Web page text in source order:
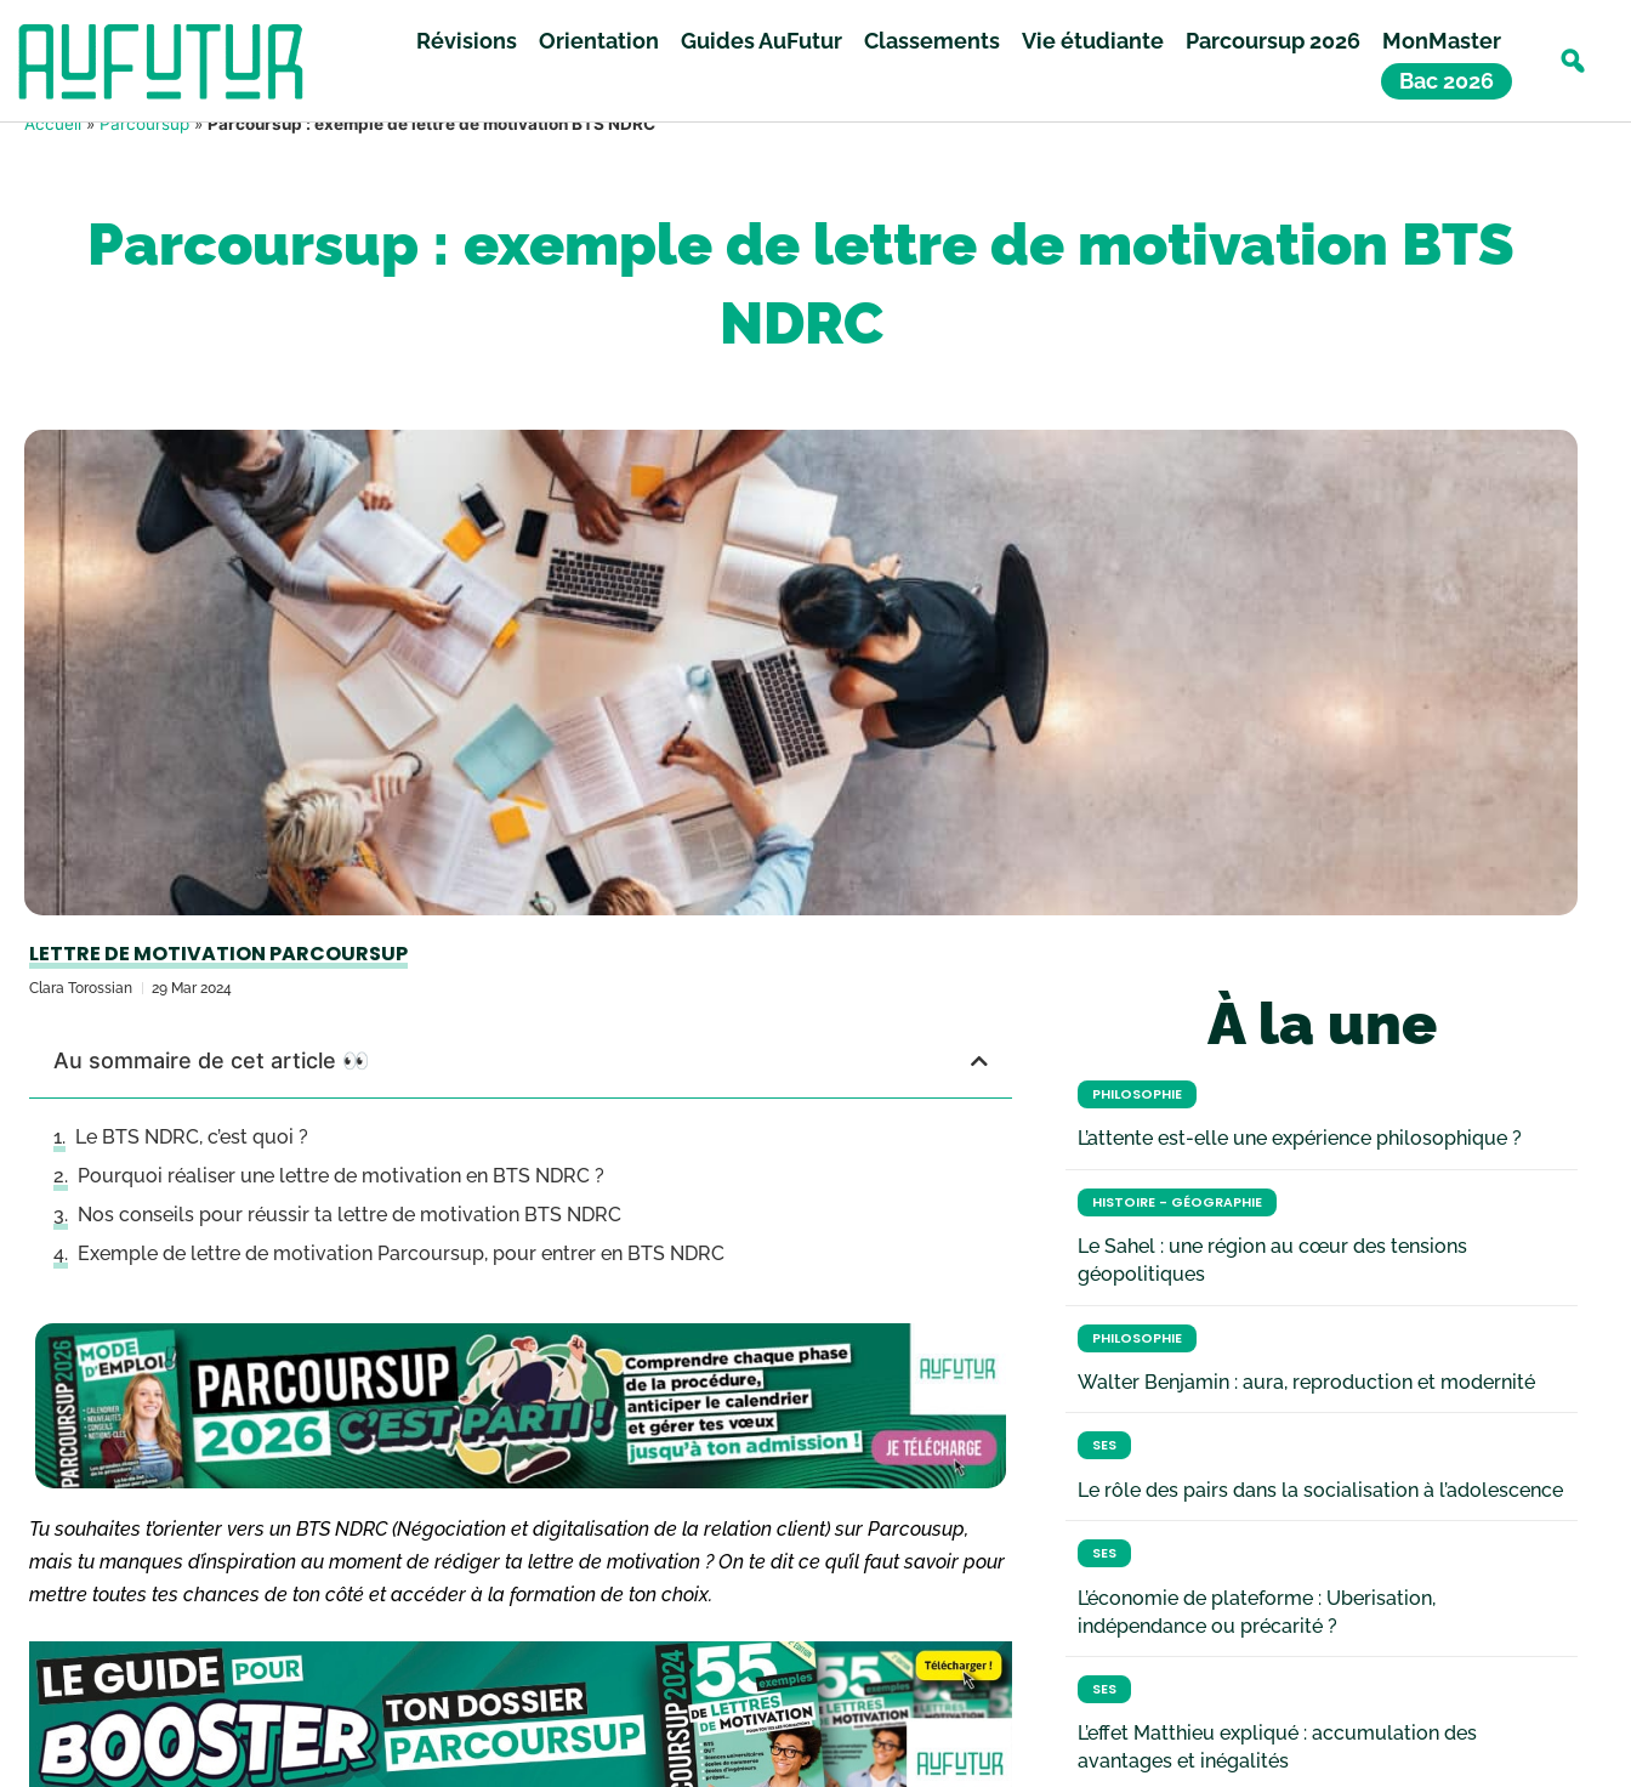
Révisions Orientation Guides AuFutur Classements Vie étudiante Parcoursup 2026
MonMaster
Bac 2026
Accueil»Parcoursup»Parcoursup : exemple de lettre de motivation BTS NDRC
Parcoursup : exemple de lettre de motivation BTS
NDRC
LETTRE DE MOTIVATION PARCOURSUP
Clara Torossian 29 Mar 2024
Au sommaire de cet article 👀
Le BTS NDRC, c’est quoi ?
Pourquoi réaliser une lettre de motivation en BTS NDRC ?
Nos conseils pour réussir ta lettre de motivation BTS NDRC
Exemple de lettre de motivation Parcoursup, pour entrer en BTS NDRC
Tu souhaites t’orienter vers un BTS NDRC (Négociation et digitalisation de la relation client) sur Parcousup,
mais tu manques d’inspiration au moment de rédiger ta lettre de motivation ? On te dit ce qu’il faut savoir pour
mettre toutes tes chances de ton côté et accéder à la formation de ton choix.
À la une
PHILOSOPHIE
L’attente est-elle une expérience philosophique ?
HISTOIRE - GÉOGRAPHIE
Le Sahel : une région au cœur des tensions
géopolitiques
PHILOSOPHIE
Walter Benjamin : aura, reproduction et modernité
SES
Le rôle des pairs dans la socialisation à l’adolescence
SES
L’économie de plateforme : Uberisation,
indépendance ou précarité ?
SES
L’effet Matthieu expliqué : accumulation des
avantages et inégalités